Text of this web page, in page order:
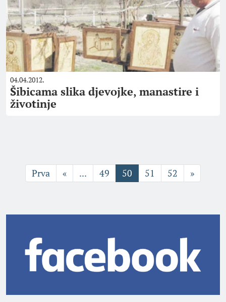
04.04.2012.
Šibicama slika djevojke, manastire i
životinje
Prva « ... 49 50 51 52 »